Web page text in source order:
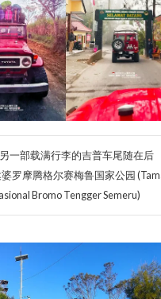
一部载满行李的吉普车尾随在后
罗摩腾格尔赛梅鲁国家公园
Bromo Tengger Semeru)